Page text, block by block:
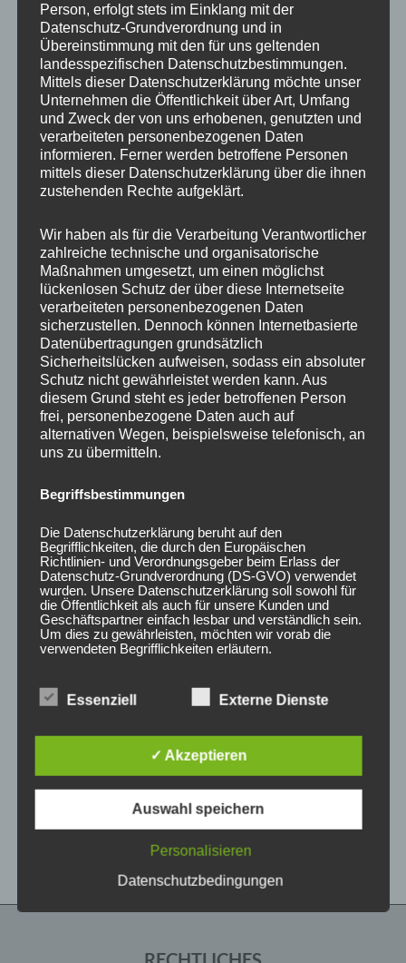
Traglast 690
Farb-
Beschreibung
Black
Ähnliche Produkte
CONCAVER CVR1
19×8,5 ET45 5×112
Brushed Bronze
450,00€ *
mit
CONCAVER CVR1
19×8 ET40 5×112
Carbon Graphite
425,00€ *
19×8,5 ET35 5×112
0
19×8,5 ET35 5×112
Brushed Bronze
Bewertet
mit
0
5
Person, erfolgt stets im Einklang mit der
Datenschutz-Grundverordnung und in
Übereinstimmung mit den für uns geltenden
landesspezifischen Datenschutzbestimmungen.
Mittels dieser Datenschutzerklärung möchte unser
Unternehmen die Öffentlichkeit über Art, Umfang
und Zweck der von uns erhobenen, genutzten und
verarbeiteten personenbezogenen Daten
informieren. Ferner werden betroffene Personen
mittels dieser Datenschutzerklärung über die ihnen
zustehenden Rechte aufgeklärt.
Wir haben als für die Verarbeitung Verantwortlicher
zahlreiche technische und organisatorische
Maßnahmen umgesetzt, um einen möglichst
lückenlosen Schutz der über diese Internetseite
verarbeiteten personenbezogenen Daten
sicherzustellen. Dennoch können Internetbasierte
Datenübertragungen grundsätzlich
Sicherheitslücken aufweisen, sodass ein absoluter
Schutz nicht gewährleistet werden kann. Aus
diesem Grund steht es jeder betroffenen Person
frei, personenbezogene Daten auch auf
alternativen Wegen, beispielsweise telefonisch, an
uns zu übermitteln.
Begriffsbestimmungen
Die Datenschutzerklärung beruht auf den
Begrifflichkeiten, die durch den Europäischen
Richtlinien- und Verordnungsgeber beim Erlass der
Datenschutz-Grundverordnung (DS-GVO) verwendet
wurden. Unsere Datenschutzerklärung soll sowohl für
die Öffentlichkeit als auch für unsere Kunden und
Geschäftspartner einfach lesbar und verständlich sein.
Um dies zu gewährleisten, möchten wir vorab die
verwendeten Begrifflichkeiten erläutern.
Wir verwenden in dieser Datenschutzerklärung
unter anderem die folgenden Begriffe:
a) personenbezogene Daten
Personenbezogene Daten sind alle
Informationen, die sich auf eine identifizierte oder
identifizierbare natürliche Person (im Folgenden
wird eine natürliche Person angesehen, die
Zuordnung zu einer Kennung wie einem Namen,
mehreren besonderen Merkmalen, die Ausdruck
Essenziell Externe Dienste
✓ Akzeptieren
Auswahl speichern
Personalisieren
Datenschutzbedingungen